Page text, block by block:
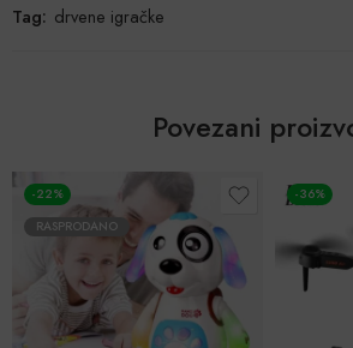
Tag: drvene igračke
Povezani
-22%
RASPRODANO
-36%